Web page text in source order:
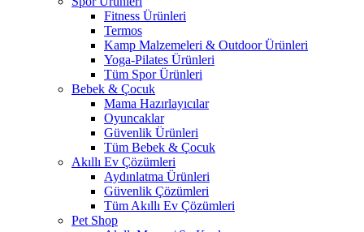
Fitness Ürünleri
Termos
Kamp Malzemeleri & Outdoor Ürünleri
Yoga-Pilates Ürünleri
Tüm Spor Ürünleri
Bebek & Çocuk
Mama Hazırlayıcılar
Oyuncaklar
Güvenlik Ürünleri
Tüm Bebek & Çocuk
Akıllı Ev Çözümleri
Aydınlatma Ürünleri
Güvenlik Çözümleri
Tüm Akıllı Ev Çözümleri
Pet Shop